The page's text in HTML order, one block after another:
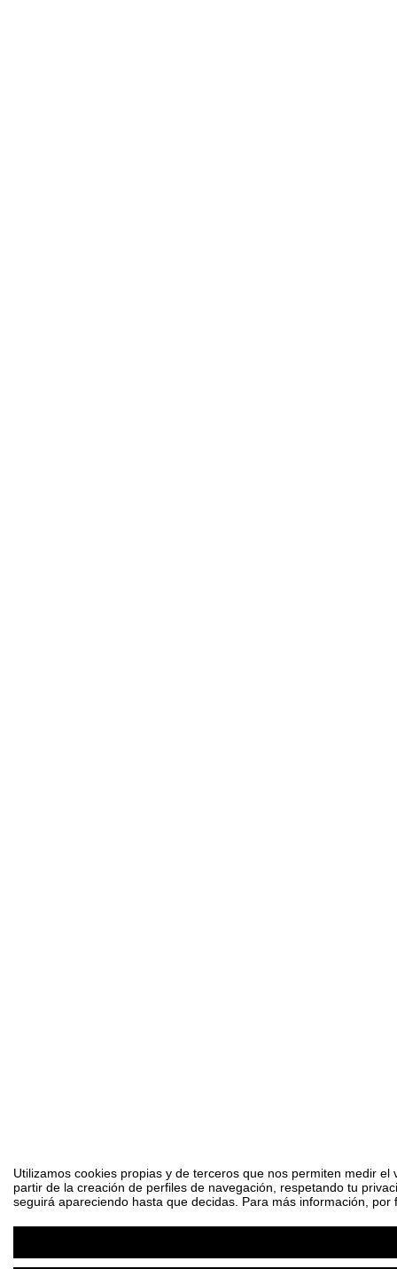
Utilizamos cookies propias y de terceros que nos permiten medir
partir de la creación de perfiles de navegación, respetando tu
seguirá apareciendo hasta que decidas. Para más información,